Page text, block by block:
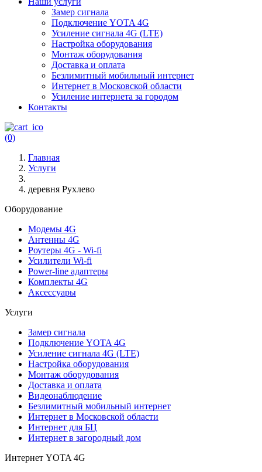
Замер сигнала
Подключение YOTA 4G
Усиление сигнала 4G (LTE)
Настройка оборудования
Монтаж оборудования
Доставка и оплата
Безлимитный мобильный интернет
Интернет в Московской области
Усиление интернета за городом
Контакты
(0)
Главная
Услуги
деревня Рухлево
Оборудование
Модемы 4G
Антенны 4G
Роутеры 4G - Wi-fi
Усилители Wi-fi
Power-line адаптеры
Комплекты 4G
Аксессуары
Услуги
Замер сигнала
Подключение YOTA 4G
Усиление сигнала 4G (LTE)
Настройка оборудования
Монтаж оборудования
Доставка и оплата
Видеонаблюдение
Безлимитный мобильный интернет
Интернет в Московской области
Интернет для БЦ
Интернет в загородный дом
Интернет YOTA 4G